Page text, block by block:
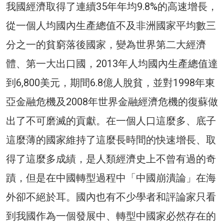
我國經濟取得了連續35年年均9.8%的高速增長，
從一個人均國內生產總值不及非洲國家平均數三
分之一的貧窮落後國家，變為世界第二大經濟
體、第一大出口國，2013年人均國內生產總值達
到6,800美元，期間6.8億人脫貧，並對1998年東
亞金融危機及2008年世界金融經濟危機的復蘇做
出了不可磨滅的貢獻。在一個人口這麼多、底子
這麼薄的國家維持了這麼長時間的快速增長、取
得了這麼多成績，是人類經濟史上不曾有過的奇
蹟，但是在中國轉型過程中「中國崩潰論」在海
外卻不絕於耳。國內也有不少學者和評論家只看
到我國作為一個發展中、轉型中國家必然存在的